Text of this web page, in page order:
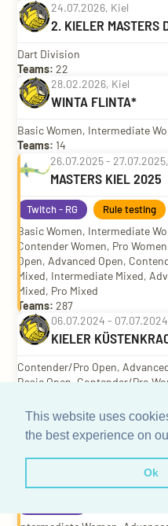
This website uses
the best experience on
Ok
Dart Division
Teams:22
Basic Women, Intermediate
Teams: 14
Twitch - RG Rule testing
Basic Women, Intermediate
Contender Women, Pro
Open, Advanced Open,
Mixed, Intermediate Mixed,
Mixed, Pro Mixed
Teams:287
Contender/Pro Open,
Basic Open, Contender/Pro
Advanced/Contender Mixed,
Teams:204